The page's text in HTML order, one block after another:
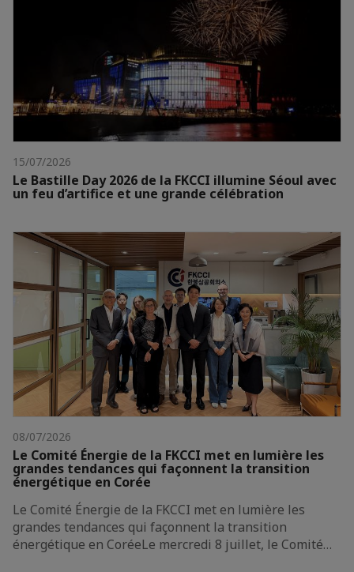
15/07/2026
Le Bastille Day 2026 de la FKCCI illumine Séoul avec
un feu d’artifice et une grande célébration
08/07/2026
Le Comité Énergie de la FKCCI met en lumière les
grandes tendances qui façonnent la transition
énergétique en Corée
Le Comité Énergie de la FKCCI met en lumière les
grandes tendances qui façonnent la transition
énergétique en CoréeLe mercredi 8 juillet, le Comité…